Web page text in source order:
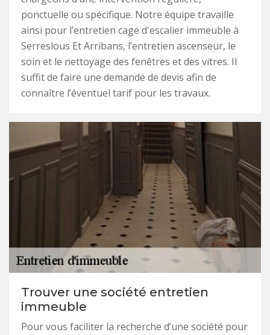
ponctuelle ou spécifique. Notre équipe travaille
ainsi pour l’entretien cage d'escalier immeuble à
Serreslous Et Arribans, l’entretien ascenseur, le
soin et le nettoyage des fenêtres et des vitres. Il
suffit de faire une demande de devis afin de
connaître l’éventuel tarif pour les travaux.
Trouver une société entretien
immeuble
Pour vous faciliter la recherche d’une société pour